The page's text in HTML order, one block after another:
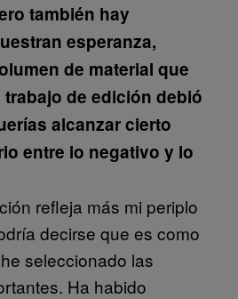
también hay
esperanza,
de material que
de edición debió
alcanzar cierto
entre lo negativo y lo
refleja más mi periplo
decirse que es como
seleccionado las
Ha habido